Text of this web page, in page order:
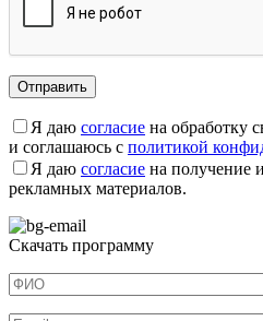
Я даю согласие на обработку
и соглашаюсь с политикой
Я даю согласие на получение
рекламных материалов.
Скачать программу